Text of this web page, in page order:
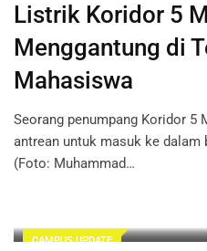
Listrik Koridor 5
Menggantung di
Mahasiswa
Seorang penumpang Koridor 5
antrean untuk masuk ke dalam
(Foto: Muhammad…
CAMPUS UPDATE